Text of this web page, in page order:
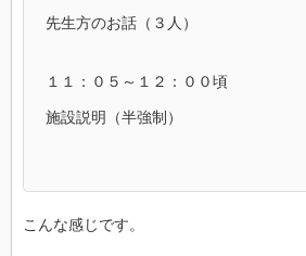
先生方のお話（３人）
１１：０５～１２：００頃
施設説明（半強制）
こんな感じです。